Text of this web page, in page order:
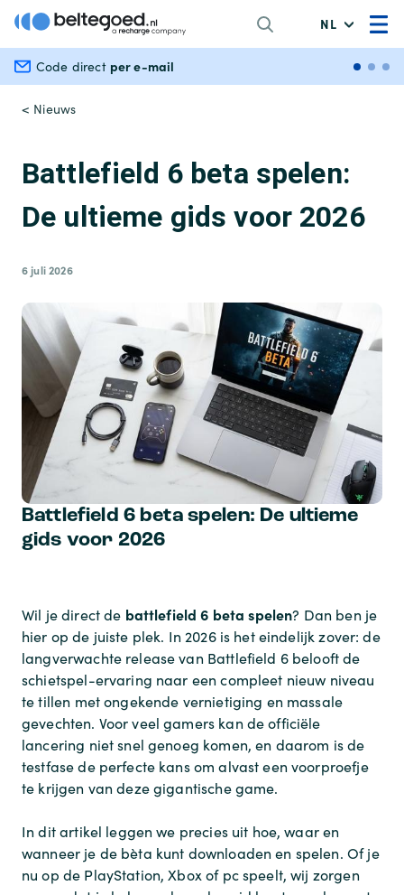
NL
Code direct per e-mail
< Nieuws
Battlefield 6 beta spelen:
De ultieme gids voor 2026
6 juli 2026
Battlefield 6 beta spelen: De ultieme
gids voor 2026
Wil je direct de battlefield 6 beta spelen? Dan ben je
hier op de juiste plek. In 2026 is het eindelijk zover: de
langverwachte release van Battlefield 6 belooft de
schietspel-ervaring naar een compleet nieuw niveau
te tillen met ongekende vernietiging en massale
gevechten. Voor veel gamers kan de officiële
lancering niet snel genoeg komen, en daarom is de
testfase de perfecte kans om alvast een voorproefje
te krijgen van deze gigantische game.
In dit artikel leggen we precies uit hoe, waar en
wanneer je de bèta kunt downloaden en spelen. Of je
nu op de PlayStation, Xbox of pc speelt, wij zorgen